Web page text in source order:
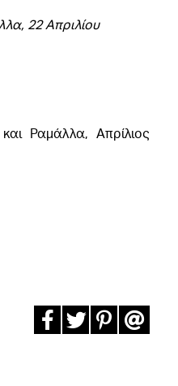
22 Απριλίου
Ραμάλλα, Απρίλιος